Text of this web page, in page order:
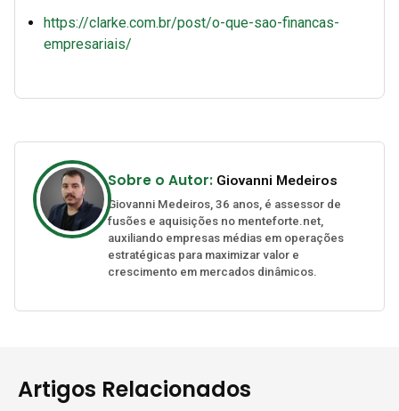
https://clarke.com.br/post/o-que-sao-financas-
empresariais/
Sobre o Autor: Giovanni Medeiros
Giovanni Medeiros, 36 anos, é assessor de
fusões e aquisições no menteforte.net,
auxiliando empresas médias em operações
estratégicas para maximizar valor e
crescimento em mercados dinâmicos.
Artigos Relacionados